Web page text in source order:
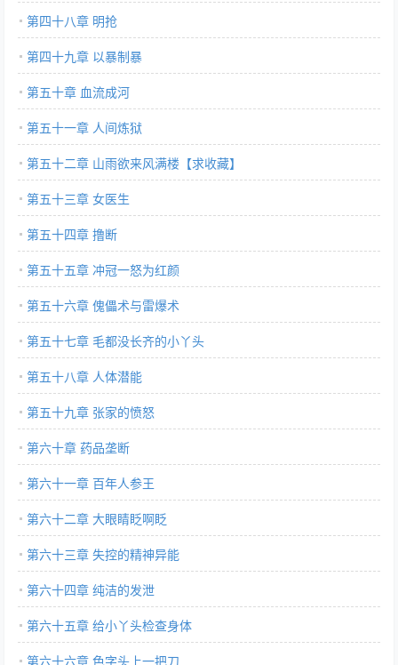
第四十八章 明抢
第四十九章 以暴制暴
第五十章 血流成河
第五十一章 人间炼狱
第五十二章 山雨欲来风满楼【求收藏】
第五十三章 女医生
第五十四章 撸断
第五十五章 冲冠一怒为红颜
第五十六章 傀儡术与雷爆术
第五十七章 毛都没长齐的小丫头
第五十八章 人体潜能
第五十九章 张家的愤怒
第六十章 药品垄断
第六十一章 百年人参王
第六十二章 大眼睛眨啊眨
第六十三章 失控的精神异能
第六十四章 纯洁的发泄
第六十五章 给小丫头检查身体
第六十六章 色字头上一把刀